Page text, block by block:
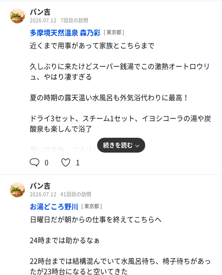
パン吉
2026.07.12 7回目の訪問
多摩境天然温泉 森乃彩 [ 東京都 ]
近くまで用事があって家族とこちらまで
久しぶりに来たけどスーパー銭湯でこの激熱オートロウリ
ュ、やはり凄すぎる
夏の時期の露天温い水風呂も外気浴代わりに最高！
ドライ3セット、スチーム1セット、イヨシコーラの湯や炭
酸泉も楽しんで浴了
良いですね、コスパと素晴らしいです
また来ます！
続きを読む
0 1
パン吉
2026.07.12 41回目の訪問
お湯どころ野川 [ 東京都 ]
日曜日だが朝からの仕事を終えてこちらへ
24時までは助かるなぁ
22時台までは結構混んでいて水風呂待ち、椅子待ちがあっ
たが23時台になると空いてきた